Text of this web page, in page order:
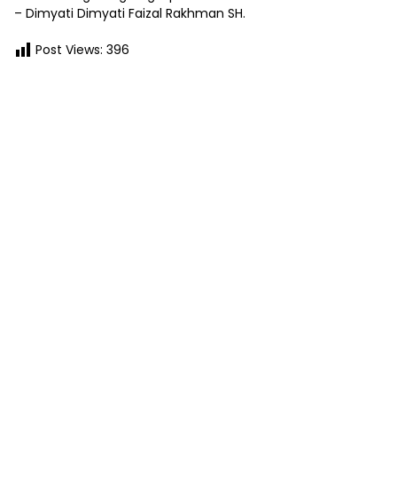
– Dimyati Dimyati Faizal Rakhman SH.
Post Views: 396